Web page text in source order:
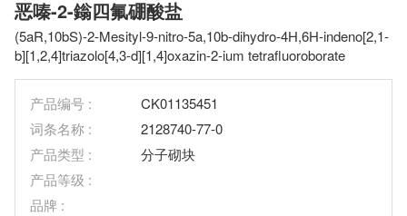
恶嗪-2-鎓四氟硼酸盐
(5aR,10bS)-2-Mesityl-9-nitro-5a,10b-dihydro-4H,6H-indeno[2,1-
b][1,2,4]triazolo[4,3-d][1,4]oxazin-2-ium tetrafluoroborate
产品编号 :
CK01135451
词条名称 :
2128740-77-0
产品类型 :
分子砌块
产品等级 :
品牌 :